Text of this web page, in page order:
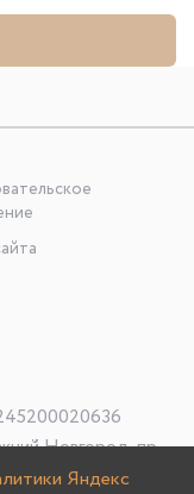
Новгород, пр-
Яндекс